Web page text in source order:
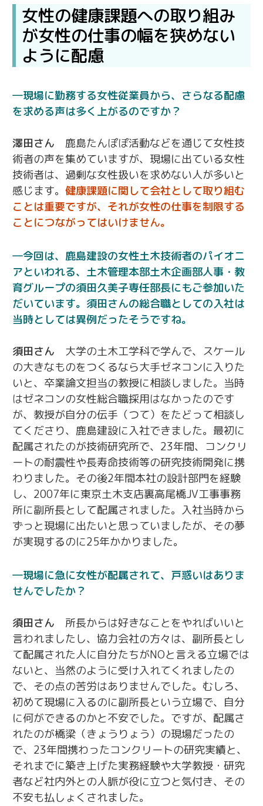
女性の健康課題への取り組み
が女性の仕事の幅を狭めない
ように配慮
現場に勤務する女性従業員から、さらなる配慮
を求める声は多く上がるのですか？
澤田さん
鹿島たんぽぽ活動などを通じて女性技
術者の声を集めていますが、現場に出ている女性
技術者は、過剰な女性扱いを求めない人が多いと
感じます。健康課題に関して会社として取り組む
ことは重要ですが、それが女性の仕事を制限する
ことにつながってはいけません。
今回は、鹿島建設の女性土木技術者のパイオニ
アといわれる、土木管理本部土木企画部人事・教
育グループの須田久美子専任部長にもご参加いた
だいています。須田さんの総合職としての入社は
当時としては異例だったそうですね。
須田さん
大学の土木工学科で学んで、スケール
の大きなものをつくるなら大手ゼネコンに入りた
いと、卒業論文担当の教授に相談しました。当時
はゼネコンの女性総合職採用はなかったのです
が、教授が自分の伝手（つて）をたどって相談し
てくださり、鹿島建設に入社できました。最初に
配属されたのが技術研究所で、23年間、コンクリ
ートの耐震性や長寿命技術等の研究技術開発に携
わりました。その後2年間本社の設計部門を経験
し、2007年に東京土木支店裏高尾橋JV工事事務
所に副所長として配属されました。入社当時から
ずっと現場に出たいと思っていましたが、その夢
が実現するのに25年かかりました。
現場に急に女性が配属されて、戸惑いはありま
せんでしたか？
須田さん
所長からは好きなことをやればいいと
言われましたし、協力会社の方々は、副所長とし
て配属された人に自分たちがNOと言える立場では
ないと、当然のように受け入れてくれましたの
で、その点の苦労はありませんでした。むしろ、
初めて現場に入るのに副所長という立場で、自分
に何ができるのかと不安でした。ですが、配属さ
れたのが橋梁（きょうりょう）の現場だったの
で、23年間携わったコンクリートの研究実績と、
それまでに築き上げた実務経験や大学教授・研究
者など社内外との人脈が役に立つと気付き、その
不安も払しょくされました。